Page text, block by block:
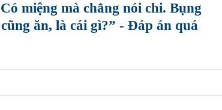
miệng mà chẳng nói chi. Bụng
ăn, là cái gì?” - Đáp án quá